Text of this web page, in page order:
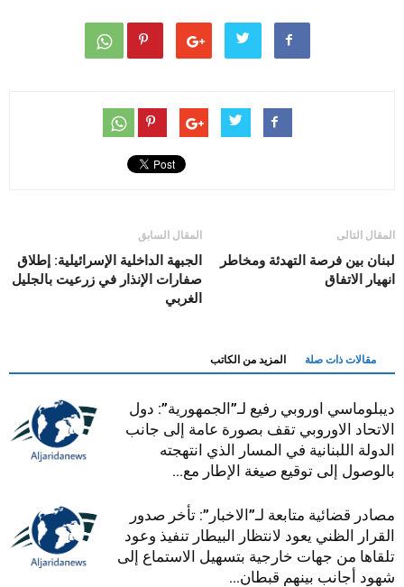
المقال السابق
الجبهة الداخلية الإسرائيلية: إطلاق
صفارات الإنذار في زرعيت بالجليل
الغربي
المقال التالى
لبنان بين فرصة التهدئة ومخاطر
انهيار الاتفاق
مقالات ذات صلة المزيد من الكاتب
ديبلوماسي اوروبي رفيع لـ”الجمهورية”: دول
الاتحاد الاوروبي تقف بصورة عامة إلى جانب
الدولة اللبنانية في المسار الذي انتهجته
بالوصول إلى توقيع صيغة الإطار مع...
مصادر قضائية متابعة لـ”الاخبار”: تأخر صدور
القرار الظني يعود لانتظار البيطار تنفيذ وعود
تلقاها من جهات خارجية بتسهيل الاستماع إلى
شهود أجانب بينهم قبطان...